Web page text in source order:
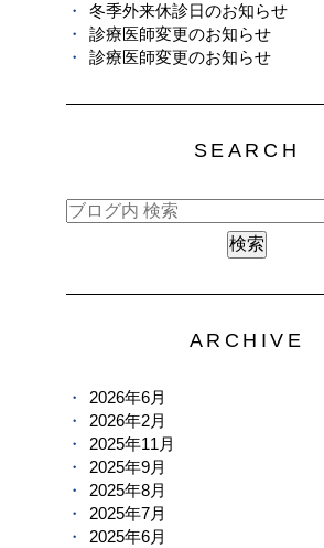
冬季外来休診日のお知らせ
診療医師変更のお知らせ
診療医師変更のお知らせ
SEARCH
ARCHIVE
2026年6月
2026年2月
2025年11月
2025年9月
2025年8月
2025年7月
2025年6月